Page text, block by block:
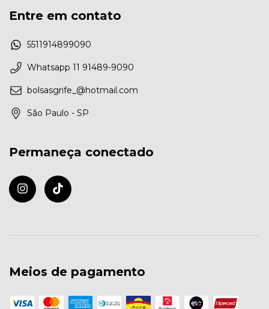
Entre em contato
5511914899090
Whatsapp 11 91489-9090
bolsasgrife_@hotmail.com
São Paulo - SP
Permaneça conectado
Meios de pagamento